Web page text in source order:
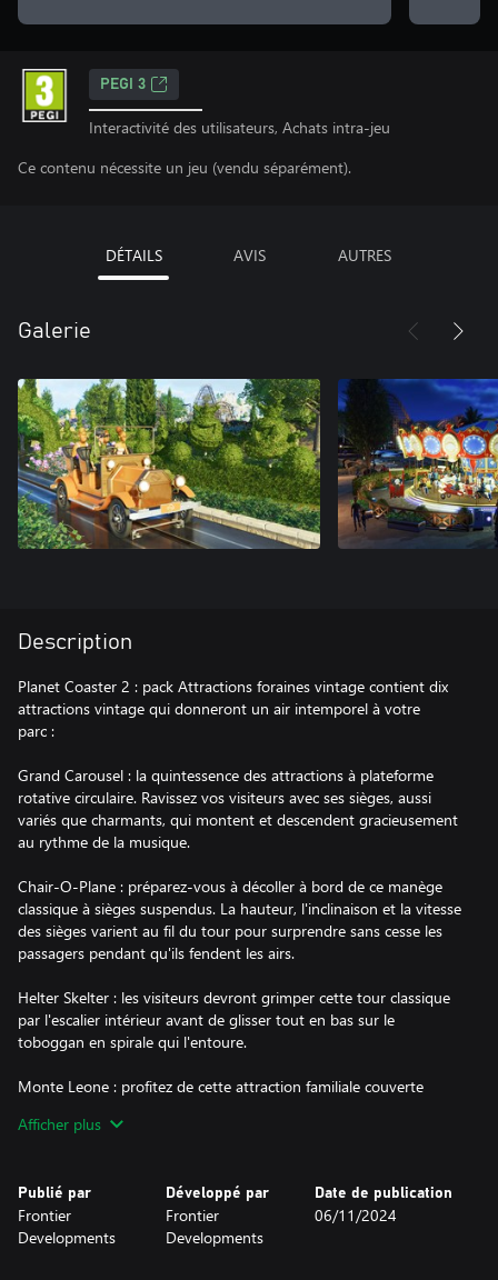
PEGI 3
Interactivité des utilisateurs, Achats intra-jeu
Ce contenu nécessite un jeu (vendu séparément).
DÉTAILS AVIS AUTRES
Galerie
Description
Planet Coaster 2 : pack Attractions foraines vintage contient dix
attractions vintage qui donneront un air intemporel à votre
parc :
Grand Carousel : la quintessence des attractions à plateforme
rotative circulaire. Ravissez vos visiteurs avec ses sièges, aussi
variés que charmants, qui montent et descendent gracieusement
au rythme de la musique.
Chair-O-Plane : préparez-vous à décoller à bord de ce manège
classique à sièges suspendus. La hauteur, l'inclinaison et la vitesse
des sièges varient au fil du tour pour surprendre sans cesse les
passagers pendant qu'ils fendent les airs.
Helter Skelter : les visiteurs devront grimper cette tour classique
par l'escalier intérieur avant de glisser tout en bas sur le
toboggan en spirale qui l'entoure.
Monte Leone : profitez de cette attraction familiale couverte
autour du centre du Monte Leone. Une fois les nacelles lancées à
Hyperspin : envoyez vos visiteurs faire un tour dans le passé à
bord de cette attraction tournoyante jazzy. Les sièges rotatifs
Afficher plus
Publié par
Frontier
Developments
Développé par
Frontier
Developments
Date de publication
06/11/2024